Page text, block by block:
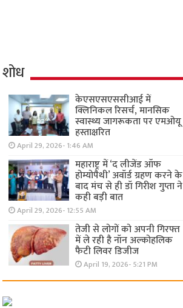
शोध
केएसएसएससीआई में
क्लिनिकल रिसर्च, मानसिक
स्वास्थ्य जागरूकता पर एमओयू
हस्ताक्षरित
April 29, 2026- 1:46 AM
महाराष्ट्र में ‘द लीजेंड ऑफ
होम्योपैथी’ अवॉर्ड ग्रहण करने के
बाद मंच से ही डॉ गिरीश गुप्ता ने
कही बड़ी बात
April 29, 2026- 12:55 AM
तेजी से लोगों को अपनी गिरफ्त
में ले रही है नॉन अल्कोहलिक
फैटी लिवर डिजीज
April 19, 2026- 5:21 PM